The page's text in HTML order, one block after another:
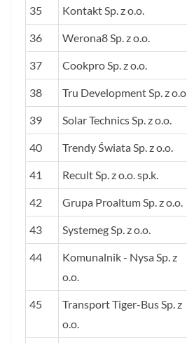
35 Kontakt Sp. z o.o.
36 Werona8 Sp. z o.o.
37 Cookpro Sp. z o.o.
38 Tru Development Sp. z o.o.
39 Solar Technics Sp. z o.o.
40 Trendy Świata Sp. z o.o.
41 Recult Sp. z o.o. sp.k.
42 Grupa Proaltum Sp. z o.o.
43 Systemeg Sp. z o.o.
44
Komunalnik - Nysa Sp. z
o.o.
45
Transport Tiger-Bus Sp. z
o.o.